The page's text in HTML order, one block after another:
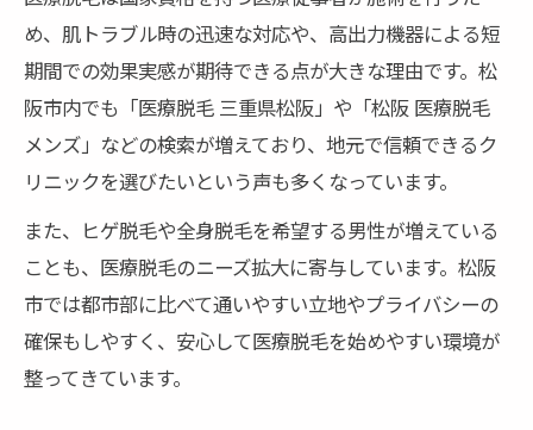
め、肌トラブル時の迅速な対応や、高出力機器による短
期間での効果実感が期待できる点が大きな理由です。松
阪市内でも「医療脱毛 三重県松阪」や「松阪 医療脱毛
メンズ」などの検索が増えており、地元で信頼できるク
リニックを選びたいという声も多くなっています。
また、ヒゲ脱毛や全身脱毛を希望する男性が増えている
ことも、医療脱毛のニーズ拡大に寄与しています。松阪
市では都市部に比べて通いやすい立地やプライバシーの
確保もしやすく、安心して医療脱毛を始めやすい環境が
整ってきています。